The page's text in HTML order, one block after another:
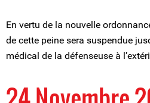
En vertu de la nouvelle
de cette peine sera suspendue
médical de la défenseuse à